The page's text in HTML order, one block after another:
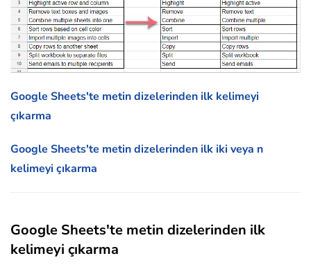
Google Sheets'te metin dizelerinden ilk kelimeyi
çıkarma
Google Sheets'te metin dizelerinden ilk iki veya n
kelimeyi çıkarma
Google Sheets'te metin dizelerinden ilk
kelimeyi çıkarma